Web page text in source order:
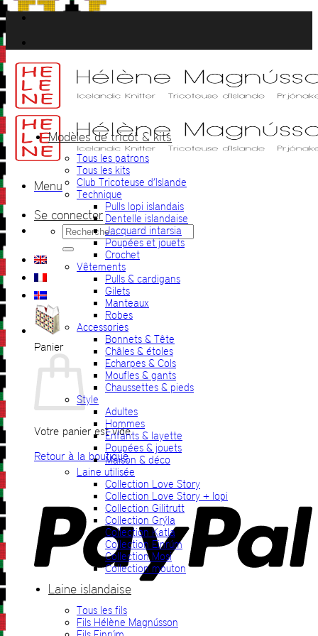
Passer
au
contenu
Menu
Se connecter
Recherche
pour :
Panier
Votre panier est vide.
Retour à la boutique
Modèles de tricot & kits
Tous les patrons
Tous les kits
Club Tricoteuse d’Islande
Technique
Pulls lopi islandais
Dentelle islandaise
Jacquard intarsia
Poupées et jouets
Crochet
Vêtements
Pulls & cardigans
Gilets
Manteaux
Robes
Accessories
Bonnets & Tête
Châles & étoles
Echarpes & Cols
Moufles & gants
Chaussettes & pieds
Style
Adultes
Hommes
Enfants & layette
Poupées & jouets
Maison & déco
Laine utilisée
Collection Love Story
Collection Love Story + lopi
Collection Gilitrutt
Collection Grýla
Collection Katla
Collection Einrúm
Collection Mosi
Collection mouton
Laine islandaise
Tous les fils
Fils Hélène Magnússon